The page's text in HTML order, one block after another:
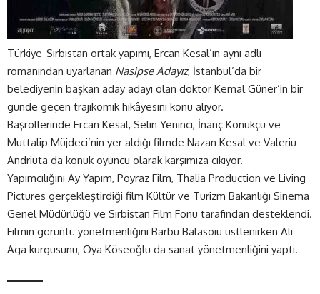
Türkiye-Sırbıstan ortak yapımı, Ercan Kesal’ın aynı adlı
romanından uyarlanan Nasipse Adayız, İstanbul’da bir
belediyenin başkan aday adayı olan doktor Kemal Güner’in bir
günde geçen trajikomik hikâyesini konu alıyor.
Başrollerinde Ercan Kesal, Selin Yeninci, İnanç Konukçu ve
Muttalip Müjdeci’nin yer aldığı filmde Nazan Kesal ve Valeriu
Andriuta da konuk oyuncu olarak karşımıza çıkıyor.
Yapımcılığını Ay Yapım, Poyraz Film, Thalia Production ve Living
Pictures gerçekleştirdiği film Kültür ve Turizm Bakanlığı Sinema
Genel Müdürlüğü ve Sırbistan Film Fonu tarafından desteklendi.
Filmin görüntü yönetmenliğini Barbu Balasoiu üstlenirken Ali
Aga kurgusunu, Oya Köseoğlu da sanat yönetmenliğini yaptı.